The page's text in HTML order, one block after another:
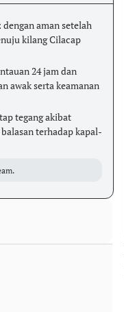
aman setelah
kilang Cilacap
24 jam dan
awak serta keamanan
tegang akibat
terhadap kapal-